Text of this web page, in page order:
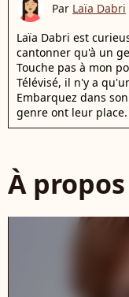
Par Laïa Dabri
Laïa Dabri est
cantonner qu'à un
Touche pas à mon
Télévisé, il n'y a
Embarquez dans
genre ont leur place.
À